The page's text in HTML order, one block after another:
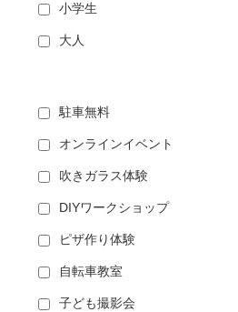
小学生
大人
駐車無料
オンラインイベント
吹きガラス体験
DIYワークショップ
ピザ作り体験
自転車教室
子ども撮影会